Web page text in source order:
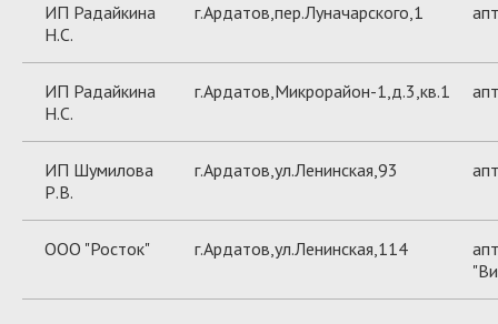
ИП Радайкина
Н.С.
г.Ардатов,пер.Луначарского,1
ИП Радайкина
Н.С.
г.Ардатов,Микрорайон-1,д.3,кв.1
ИП Шумилова
Р.В.
г.Ардатов,ул.Ленинская,93
ООО "Росток" г.Ардатов,ул.Ленинская,114